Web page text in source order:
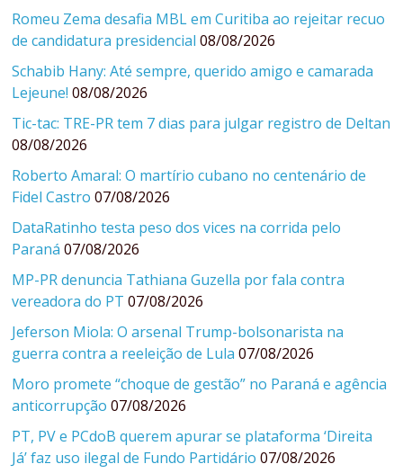
Romeu Zema desafia MBL em Curitiba ao rejeitar recuo
de candidatura presidencial 08/08/2026
Schabib Hany: Até sempre, querido amigo e camarada
Lejeune! 08/08/2026
Tic-tac: TRE-PR tem 7 dias para julgar registro de Deltan
08/08/2026
Roberto Amaral: O martírio cubano no centenário de
Fidel Castro 07/08/2026
DataRatinho testa peso dos vices na corrida pelo
Paraná 07/08/2026
MP-PR denuncia Tathiana Guzella por fala contra
vereadora do PT 07/08/2026
Jeferson Miola: O arsenal Trump-bolsonarista na
guerra contra a reeleição de Lula 07/08/2026
Moro promete “choque de gestão” no Paraná e agência
anticorrupção 07/08/2026
PT, PV e PCdoB querem apurar se plataforma ‘Direita
Já’ faz uso ilegal de Fundo Partidário 07/08/2026